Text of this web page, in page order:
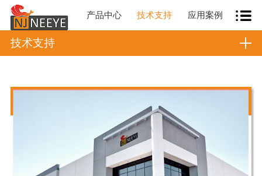
产品中心 技术支持 应用案例
技术支持